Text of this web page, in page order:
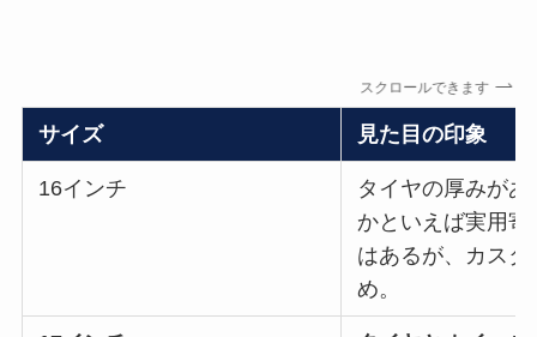
スクロールできます
サイズ 見た目の印象
16インチ
タイヤの厚みが
かといえば実用寄
はあるが、カスタ
め。